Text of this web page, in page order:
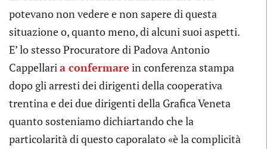
potevano non vedere e non sapere di questa
situazione o, quanto meno, di alcuni suoi aspetti.
E’ lo stesso Procuratore di Padova Antonio
Cappellaria confermare in conferenza stampa
dopo gli arresti dei dirigenti della cooperativa
trentina e dei due dirigenti della Grafica Veneta
quanto sosteniamo dichiartando che la
particolarità di questo caporalato «è la complicità